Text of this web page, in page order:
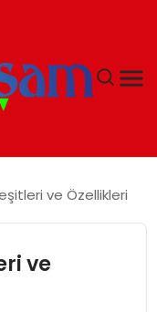
ve Özellikleri
ve